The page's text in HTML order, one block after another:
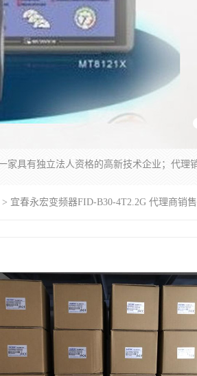
> 宜春永宏变频器FID-B30-4T2.2G 代理商销售